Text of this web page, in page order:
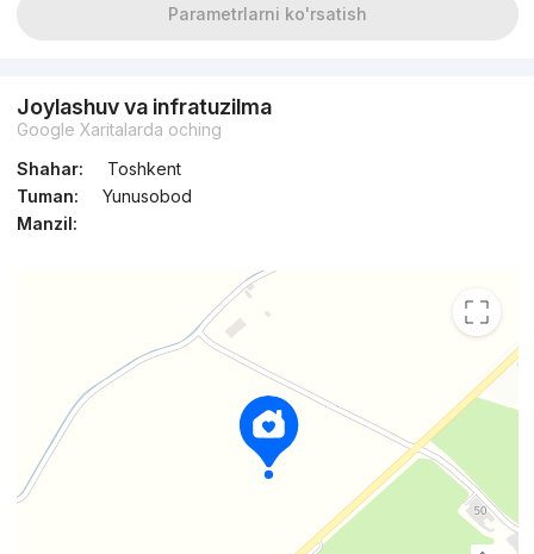
Parametrlarni ko'rsatish
Joylashuv va infratuzilma
Google Xaritalarda oching
Shahar:
Toshkent
Tuman:
Yunusobod
Manzil: